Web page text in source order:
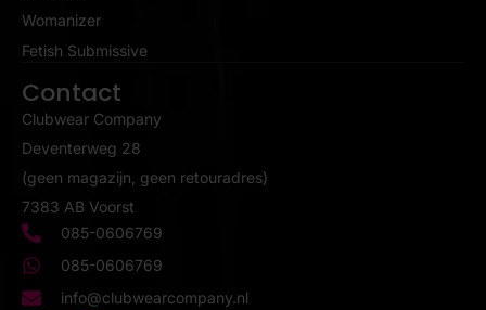
Womanizer
Fetish Submissive
Contact
Clubwear Company
Deventerweg 28
(geen magazijn, geen retouradres)
7383 AB Voorst
085-0606769
085-0606769
info@clubwearcompany.nl